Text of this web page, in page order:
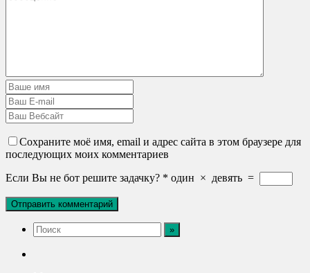
Сохраните моё имя, email и адрес сайта в этом браузере для
последующих моих комментариев
Если Вы не бот решите задачку? * один × девять =